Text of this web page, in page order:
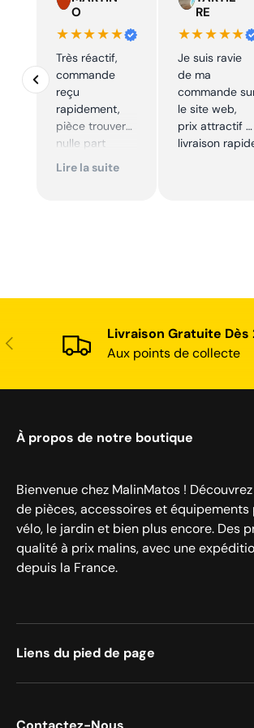
O
★★★★★
Très réactif,
commande
reçu
rapidement,
pièce trouver
nulle part
ailleurs et
Lire la suite
RE
★★★★★
Je suis ravie
de ma
commande
le site web,
prix attractif et
livraison
Précédent
Livraison Gratuite Dès
Aux points de collecte
À propos de notre boutique
Bienvenue chez MalinMatos !
de pièces, accessoires et équipements
vélo, le jardin et bien plus encore. Des
qualité à prix malins, avec une
depuis la France.
Liens du pied de page